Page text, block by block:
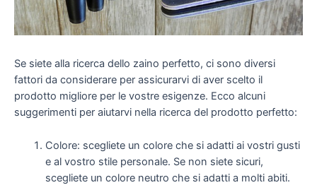
Se siete alla ricerca dello zaino perfetto, ci sono diversi
fattori da considerare per assicurarvi di aver scelto il
prodotto migliore per le vostre esigenze. Ecco alcuni
suggerimenti per aiutarvi nella ricerca del prodotto perfetto:
Colore: scegliete un colore che si adatti ai vostri gusti
e al vostro stile personale. Se non siete sicuri,
scegliete un colore neutro che si adatti a molti abiti.